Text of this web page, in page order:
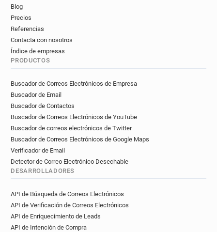
Blog
Precios
Referencias
Contacta con nosotros
Índice de empresas
PRODUCTOS
Buscador de Correos Electrónicos de Empresa
Buscador de Email
Buscador de Contactos
Buscador de Correos Electrónicos de YouTube
Buscador de correos electrónicos de Twitter
Buscador de Correos Electrónicos de Google Maps
Verificador de Email
Detector de Correo Electrónico Desechable
DESARROLLADORES
API de Búsqueda de Correos Electrónicos
API de Verificación de Correos Electrónicos
API de Enriquecimiento de Leads
API de Intención de Compra